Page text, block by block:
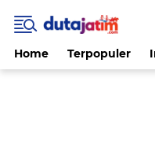
Home Terpopuler